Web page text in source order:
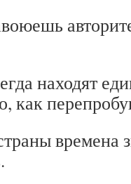
находят
как
времена